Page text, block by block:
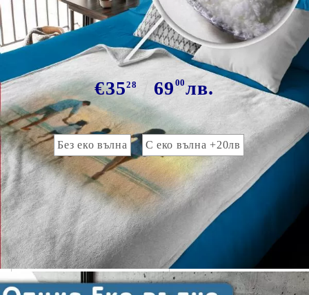
Марка: GiftBG
Одеяло със снимка 200х150см
€3528 69 00лв.
Опция еко вълна :
Без еко вълна С еко вълна +20лв
Прикачете изображение за отпечатване :
Изображение 1
Изображение 2
Изображение 3